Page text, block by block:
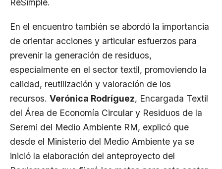
ReSimple.
En el encuentro también se abordó la importancia
de orientar acciones y articular esfuerzos para
prevenir la generación de residuos,
especialmente en el sector textil, promoviendo la
calidad, reutilización y valoración de los
recursos. Verónica Rodríguez, Encargada Textil
del Área de Economía Circular y Residuos de la
Seremi del Medio Ambiente RM, explicó que
desde el Ministerio del Medio Ambiente ya se
inició la elaboración del anteproyecto del